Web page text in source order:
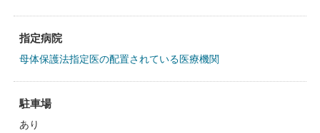
指定病院
母体保護法指定医の配置されている医療機関
駐車場
あり